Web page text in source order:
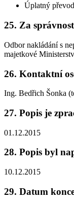
Úplatný
25. Za
Odbor nakládání s
majetkové
26. Kontaktní
Ing. Bedřich Šonka
27. Popis je
01.12.2015
28. Popis byl
10.12.2015
29. Datum